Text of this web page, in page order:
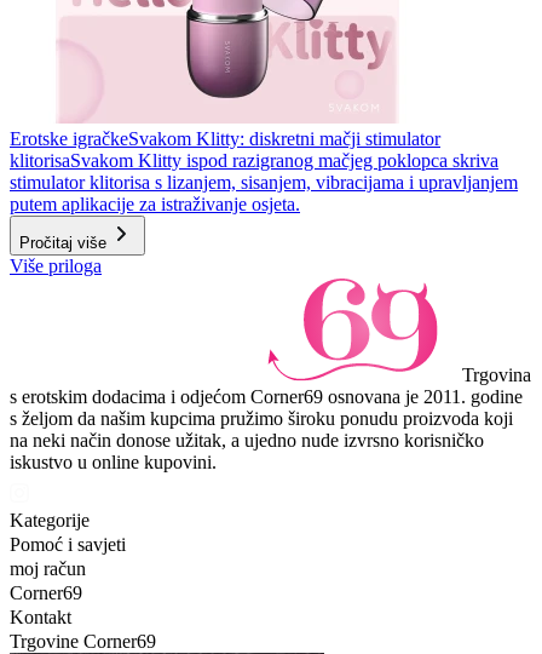
Erotske igračkeSvakom Klitty: diskretni mačji stimulator
klitorisaSvakom Klitty ispod razigranog mačjeg poklopca skriva
stimulator klitorisa s lizanjem, sisanjem, vibracijama i upravljanjem
putem aplikacije za istraživanje osjeta.
Pročitaj više
Više priloga
Trgovina
s erotskim dodacima i odjećom Corner69 osnovana je 2011. godine
s željom da našim kupcima pružimo široku ponudu proizvoda koji
na neki način donose užitak, a ujedno nude izvrsno korisničko
iskustvo u online kupovini.
Kategorije
Pomoć i savjeti
moj račun
Corner69
Kontakt
Trgovine Corner69